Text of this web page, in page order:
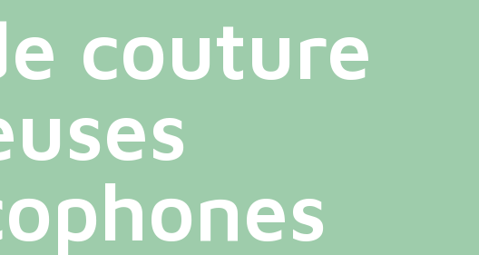
couture